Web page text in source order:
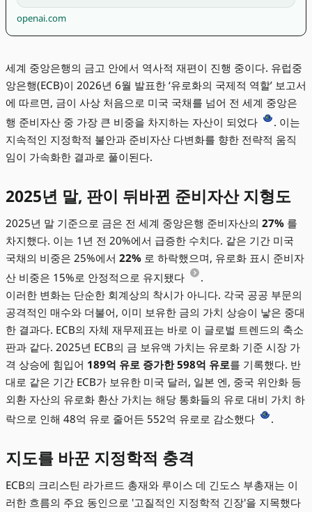
openai.com
세계 중앙은행의 금고 안에서 역사적 재편이 진행 중이다. 유럽중
앙은행(ECB)이 2026년 6월 발표한 ‘유로화의 국제적 역할’ 보고서
에 따르면, 금이 사상 처음으로 미국 국채를 넘어 전 세계 중앙은
행 준비자산 중 가장 큰 비중을 차지하는 자산이 되었다
. 이는
지속적인 지정학적 불안과 준비자산 다변화를 향한 전략적 움직
임이 가속화한 결과로 풀이된다.
2025년 말, 판이 뒤바뀐 준비자산 지형도
2025년 말 기준으로 금은 전 세계 중앙은행 준비자산의 27% 를
차지했다. 이는 1년 전 20%에서 급증한 수치다. 같은 기간 미국
국채의 비중은 25%에서 22% 로 하락했으며, 유로화 표시 준비자
산 비중은 15%로 안정적으로 유지됐다
.
이러한 변화는 단순한 회계상의 착시가 아니다. 각국 공공 부문의
공격적인 매수와 더불어, 이미 보유한 금의 가치 상승이 낳은 중대
한 결과다. ECB의 자체 재무제표는 바로 이 글로벌 트렌드의 축소
판과 같다. 2025년 ECB의 금 보유액 가치는 유로화 기준 시장 가
격 상승에 힘입어 189억 유로 증가한 598억 유로를 기록했다. 반
대로 같은 기간 ECB가 보유한 미국 달러, 일본 엔, 중국 위안화 등
외환 자산의 유로화 환산 가치는 해당 통화들의 유로 대비 가치 하
락으로 인해 48억 유로 줄어든 552억 유로로 감소했다
.
지도를 바꾼 지정학적 충격
ECB의 크리스틴 라가르드 총재와 루이스 데 긴도스 부총재는 이
러한 흐름의 주요 동인으로 '고질적인 지정학적 긴장'을 지목했다